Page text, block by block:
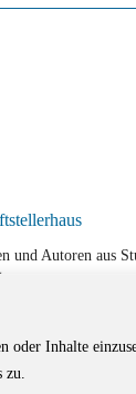
Inhalte
Autoren aus